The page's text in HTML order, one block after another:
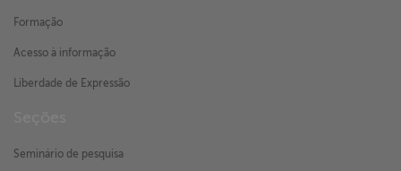
Formação
Acesso à informação
Liberdade de Expressão
Seminário de pesquisa